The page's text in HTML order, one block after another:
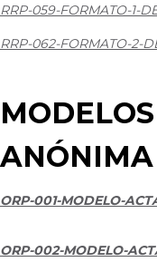
RRP-059-FORMATO-1-
RRP-062-FORMATO-2-
ORP-001-MODELO-
ORP-002-MODELO-